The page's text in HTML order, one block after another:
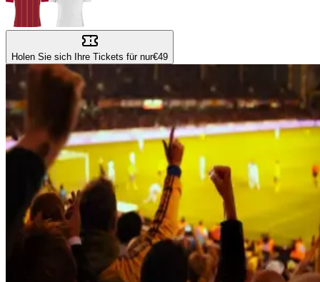
Holen Sie sich Ihre Tickets für nur€49